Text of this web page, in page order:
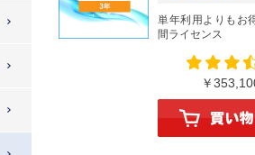
単年利用よりもお
間ライセンス
￥